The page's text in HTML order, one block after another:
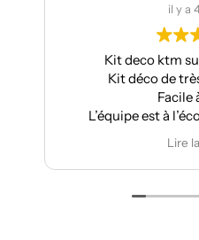
il y a
Kit deco ktm
Kit déco de
Facile
L’équipe est à
effectuerLire